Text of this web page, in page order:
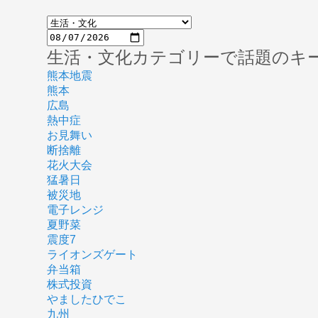
生活・文化カテゴリーで話題のキ
熊本地震
熊本
広島
熱中症
お見舞い
断捨離
花火大会
猛暑日
被災地
電子レンジ
夏野菜
震度7
ライオンズゲート
弁当箱
株式投資
やましたひでこ
九州